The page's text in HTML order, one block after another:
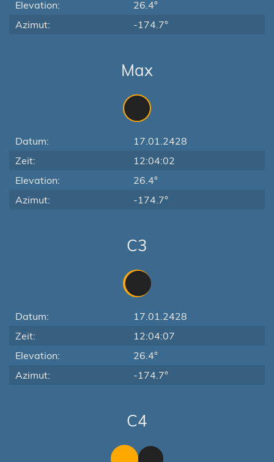
Elevation:
26.4°
Azimut:
-174.7°
Max
Datum:
17.01.2428
Zeit:
12:04:02
Elevation:
26.4°
Azimut:
-174.7°
C3
Datum:
17.01.2428
Zeit:
12:04:07
Elevation:
26.4°
Azimut:
-174.7°
C4